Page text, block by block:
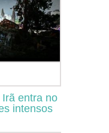
entra no
intensos